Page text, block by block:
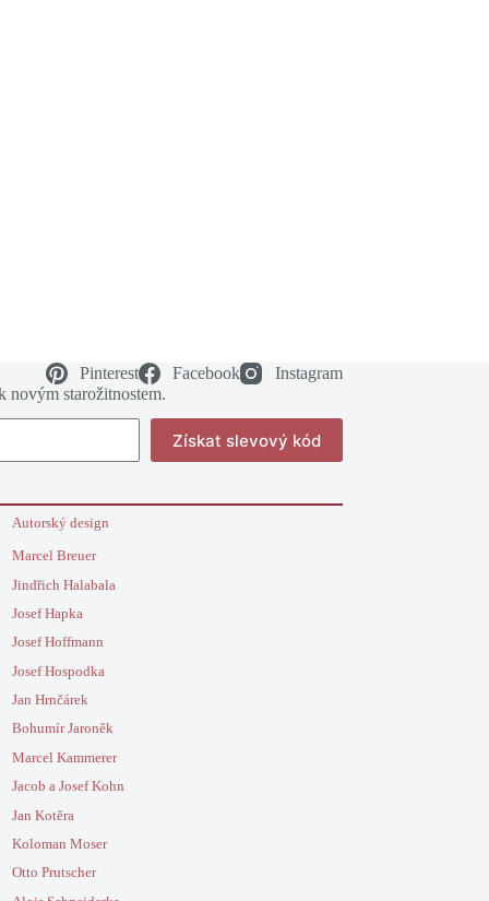
Pinterest Facebook Instagram
novým starožitnostem.
Získat slevový kód
Autorský design
Marcel Breuer
Jindřich Halabala
Josef Hapka
Josef Hoffmann
Josef Hospodka
Jan Hrnčárek
Bohumír Jaroněk
Marcel Kammerer
Jacob a Josef Kohn
Jan Kotěra
Koloman Moser
Otto Prutscher